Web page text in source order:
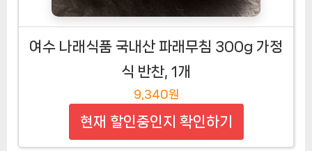
여수 나래식품 국내산 파래무침 300g 가정
식 반찬, 1개
9,340원
현재 할인중인지 확인하기